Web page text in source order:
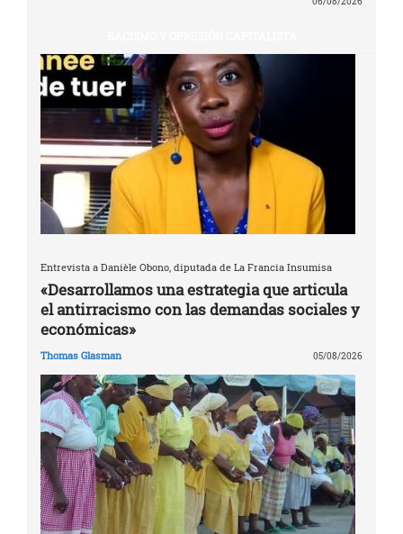
Entrevista a Danièle Obono, diputada de La Francia Insumisa
«Desarrollamos una estrategia que articula
el antirracismo con las demandas sociales y
económicas»
Thomas Glasman 05/08/2026